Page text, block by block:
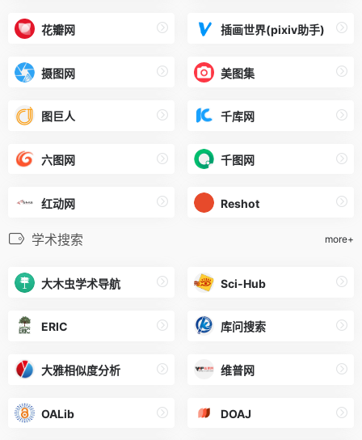
花瓣网 插画世界(pixiv助手)
摄图网 美图集
图巨人 千库网
六图网 千图网
红动网 Reshot
学术搜索 more+
大木虫学术导航 Sci-Hub
ERIC 库问搜索
大雅相似度分析 维普网
OALib DOAJ